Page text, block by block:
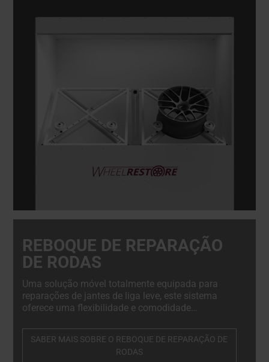
flexibilidade; foi concebida para uma eficiência
REBOQUE DE REPARAÇÃO
DE RODAS
Uma solução móvel totalmente equipada para
reparações de jantes de liga leve, este sistema
oferece uma flexibilidade e comodidade
permite que os técnicos efectuem reparações de
alta qualidade diretamente no local, minimizando o
tempo de inatividade e aumentando a eficiência.
SABER MAIS SOBRE O REBOQUE DE REPARAÇÃO DE
RODAS